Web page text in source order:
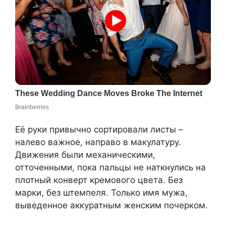
Её руки привычно сортировали листы –
налево важное, направо в макулатуру.
Движения были механическими,
отточенными, пока пальцы не наткнулись на
плотный конверт кремового цвета. Без
марки, без штемпеля. Только имя мужа,
выведенное аккуратным женским почерком.